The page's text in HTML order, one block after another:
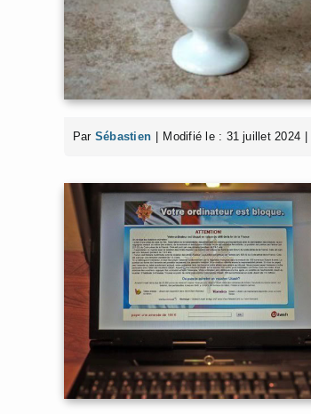
Par Sébastien Modifié le : 31 juillet 2024